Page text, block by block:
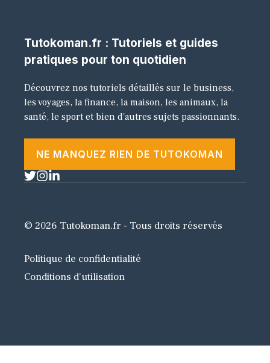
Tutokoman.fr : Tutoriels et guides
pratiques pour ton quotidien
Découvrez nos tutoriels détaillés sur le business,
les voyages, la finance, la maison, les animaux, la
santé, le sport et bien d'autres sujets passionnants.
NE MANQUEZ RIEN DE TUTOKOMAN
© 2026 Tutokoman.fr - Tous droits réservés
Politique de confidentialité
Conditions d'utilisation